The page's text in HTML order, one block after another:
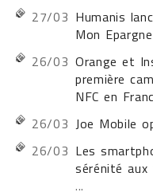
27/03 Humanis
Mon
26/03 Orange et
première
NFC en
26/03 Joe Mobile
26/03 Les
sérénité
...